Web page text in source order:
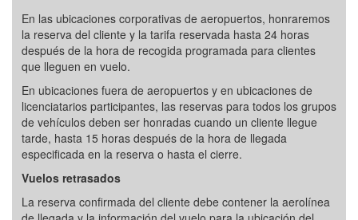
En las ubicaciones corporativas de aeropuertos, honraremos
la reserva del cliente y la tarifa reservada hasta 24 horas
después de la hora de recogida programada para clientes
que lleguen en vuelo.
En ubicaciones fuera de aeropuertos y en ubicaciones de
licenciatarios participantes, las reservas para todos los grupos
de vehículos deben ser honradas cuando un cliente llegue
tarde, hasta 15 horas después de la hora de llegada
especificada en la reserva o hasta el cierre.
Vuelos retrasados
La reserva confirmada del cliente debe contener la aerolínea